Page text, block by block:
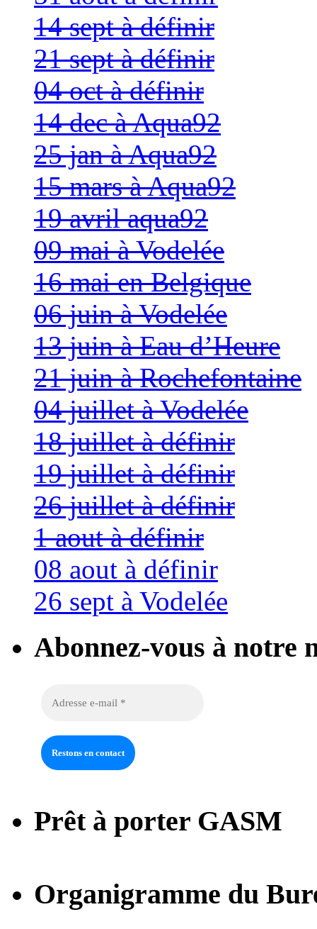
14 sept à définir
21 sept à définir
04 oct à définir
14 dec à Aqua92
25 jan à Aqua92
15 mars à Aqua92
19 avril aqua92
09 mai à Vodelée
16 mai en Belgique
06 juin à Vodelée
13 juin à Eau d’Heure
21 juin à Rochefontaine
04 juillet à Vodelée
18 juillet à définir
19 juillet à définir
26 juillet à définir
1 aout à définir
08 aout à définir
26 sept à Vodelée
Abonnez-vous à notre
Prêt à porter GASM
Organigramme du